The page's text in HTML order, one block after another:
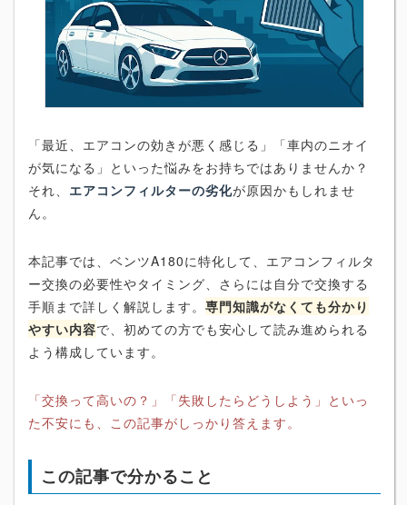
「最近、エアコンの効きが悪く感じる」「車内のニオイ
が気になる」といった悩みをお持ちではありませんか？
それ、 エアコンフィルターの劣化が原因かもしれませ
ん。
本記事では、ベンツA180に特化して、エアコンフィルタ
ー交換の必要性やタイミング、さらには自分で交換する
手順まで詳しく解説します。 専門知識がなくても分かり
やすい内容で、初めての方でも安心して読み進められる
よう構成しています。
「交換って高いの？」「失敗したらどうしよう」といっ
た不安にも、この記事がしっかり答えます。
この記事で分かること